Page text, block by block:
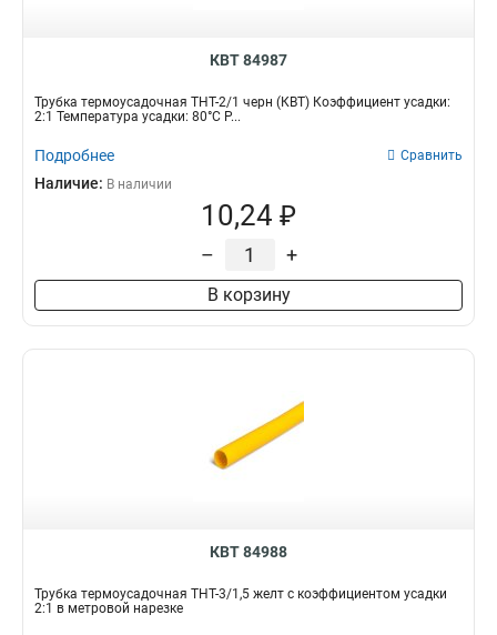
КВТ 84987
Трубка термоусадочная ТНТ-2/1 черн (КВТ) Коэффициент усадки:
2:1 Температура усадки: 80°С Р...
Подробнее Сравнить
Наличие: В наличии
10,24 ₽
– +
В корзину
КВТ 84988
Трубка термоусадочная ТНТ-3/1,5 желт с коэффициентом усадки
2:1 в метровой нарезке